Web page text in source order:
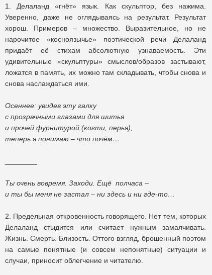
1. Делаланд «гнёт» язык. Как скульптор, без нажима.
Уверенно, даже не оглядываясь на результат. Результат
хорош. Примеров – множество. Выразительное, но не
нарочитое «косноязычье» поэтической речи Делаланд
придаёт её стихам абсолютную узнаваемость. Эти
удивительные «скульптуры» смыслов/образов застывают,
ложатся в память, их можно там складывать, чтобы снова и
снова наслаждаться ими.
Осеннее: увидев эту галку
с прозрачными глазами для шитья
и прочей фурнитурой (когти, перья),
теперь я понимаю – что почём…
Ты очень вовремя. Заходи. Ещё полчаса –
и ты бы меня не застал – ни здесь и ни где-то…
2. Предельная откровенность говорящего. Нет тем, которых
Делаланд стыдится или считает нужным замалчивать.
Жизнь. Смерть. Близость. Оттого взгляд, брошенный поэтом
на самые понятные (и совсем непонятные) ситуации и
случаи, приносит облегчение и читателю.